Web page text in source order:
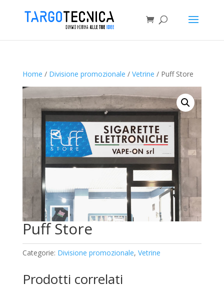
Home / Divisione promozionale / Vetrine / Puff Store
Puff Store
Categorie: Divisione promozionale, Vetrine
Prodotti correlati